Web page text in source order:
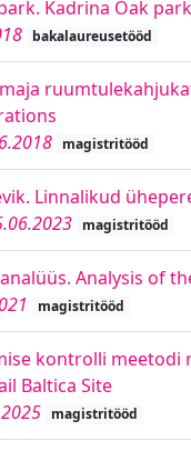
Kadrina Oak park
bakalaureusetööd
magistritööd
Linnalikud
magistritööd
Analysis of
magistritööd
kontrolli
Baltica Site
magistritööd